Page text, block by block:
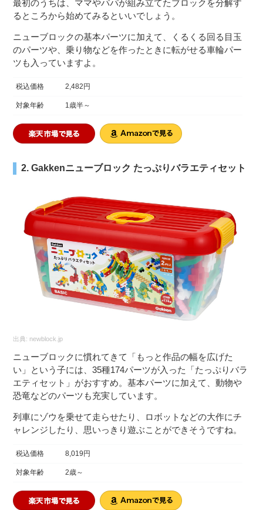
最初のうちは、ママやパパが組み立てたブロックを分解す
るところから始めてみるといいでしょう。
ニューブロックの基本パーツに加えて、くるくる回る目玉
のパーツや、乗り物などを作ったときに転がせる車輪パー
ツも入っていますよ。
税込価格 2,482円
対象年齢 1歳半～
2. Gakkenニューブロック たっぷりバラエティセット
出典: newblock.jp
ニューブロックに慣れてきて「もっと作品の幅を広げた
い」という子には、35種174パーツが入った「たっぷりバラ
エティセット」がおすすめ。基本パーツに加えて、動物や
恐竜などのパーツも充実しています。
列車にゾウを乗せて走らせたり、ロボットなどの大作にチ
ャレンジしたり、思いっきり遊ぶことができそうですね。
税込価格 8,019円
対象年齢 2歳～